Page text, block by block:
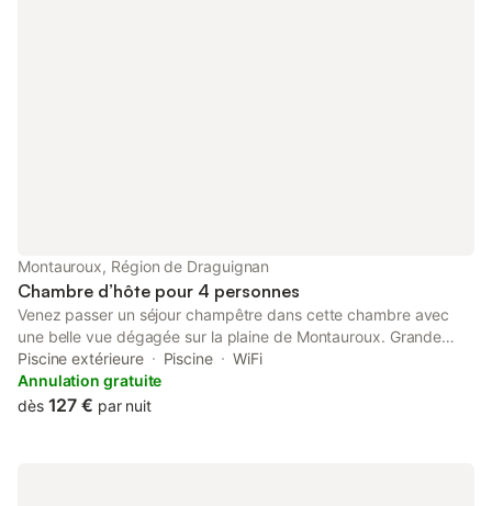
Montauroux, Région de Draguignan
Chambre d’hôte pour 4 personnes
Venez passer un séjour champêtre dans cette chambre avec
une belle vue dégagée sur la plaine de Montauroux. Grande
Chambre à louer pour 2 adultes et 1 ou 2 enfant(s) à
Montauroux, un des plus beaux villages perchés du Var, à 5 min
du Lac Saint-Cassien et 26 km des plages de sable (Mandelieu-
Piscine extérieure Piscine
WiFi
Annulation gratuite
dès 127 € par nuit